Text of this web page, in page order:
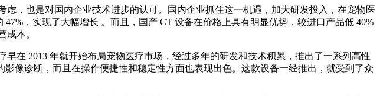
，也是对国内企业技术进步的认可。国内企业抓住这一机遇，加大研发投入，在宠物医
，实现了大幅增长 。而且，国产 CT 设备在价格上具有明显优势，较进口产品低 40%
成本。
在 2013 年就开始布局宠物医疗市场，经过多年的研发和技术积累，推出了一系列高性
像诊断，而且在操作便捷性和稳定性方面也表现出色。这款设备一经推出，就受到了众